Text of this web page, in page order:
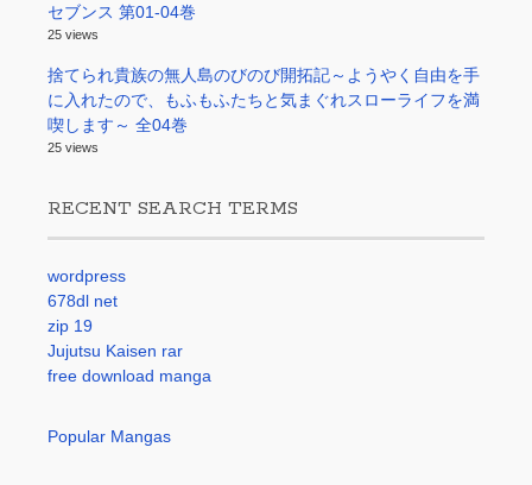
セブンス 第01-04巻
25 views
捨てられ貴族の無人島のびのび開拓記～ようやく自由を手
に入れたので、もふもふたちと気まぐれスローライフを満
喫します～ 全04巻
25 views
RECENT SEARCH TERMS
wordpress
678dl net
zip 19
Jujutsu Kaisen rar
free download manga
Popular Mangas